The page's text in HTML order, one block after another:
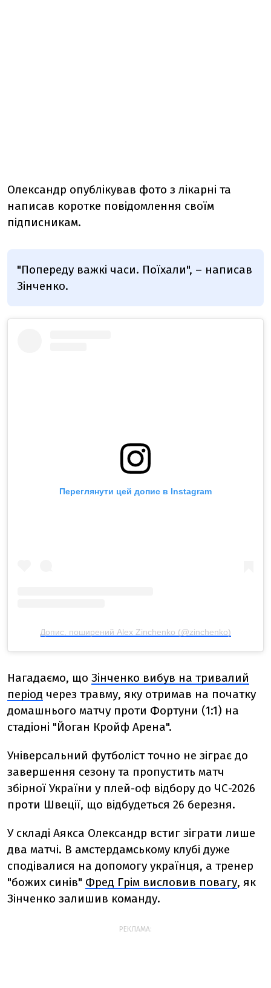
Олександр опублікував фото з лікарні та
написав коротке повідомлення своїм
підписникам.
"Попереду важкі часи. Поїхали", – написав
Зінченко.
Переглянути цей допис в Instagram
Допис, поширений Alex Zinchenko (@zinchenko)
Нагадаємо, що Зінченко вибув на тривалий
період через травму, яку отримав на початку
домашнього матчу проти Фортуни (1:1) на
стадіоні "Йоган Кройф Арена".
Універсальний футболіст точно не зіграє до
завершення сезону та пропустить матч
збірної України у плей-оф відбору до ЧС-2026
проти Швеції, що відбудеться 26 березня.
У складі Аякса Олександр встиг зіграти лише
два матчі. В амстердамському клубі дуже
сподівалися на допомогу українця, а тренер
"божих синів" Фред Грім висловив повагу, як
Зінченко залишив команду.
РЕКЛАМА: